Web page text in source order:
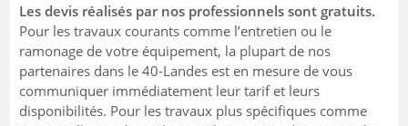
Les devis réalisés par nos professionnels sont gratuits.
Pour les travaux courants comme l’entretien ou le
ramonage de votre équipement, la plupart de nos
partenaires dans le 40-Landes est en mesure de vous
communiquer immédiatement leur tarif et leurs
disponibilités. Pour les travaux plus spécifiques comme